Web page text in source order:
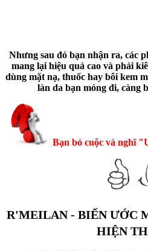
Nhưng sau đó bạn nhận ra, các
mang lại hiệu quả cao và phải
dùng mặt nạ, thuốc hay bôi kem
làn da bạn mỏng đi, càng
Bạn bỏ cuộc và nghĩ
R'MEILAN - BIẾN ƯỚC
HIỆN